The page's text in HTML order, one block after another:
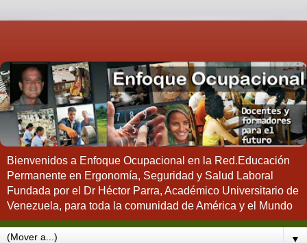
Bienvenidos a Enfoque Ocupacional en la Red.Educación
Permanente en Ergonomía, Seguridad y Salud Laboral
Fundada por el Dr Héctor Parra, Académico Universitario de
Venezuela, para toda la comunidad de América y el Mundo
▼